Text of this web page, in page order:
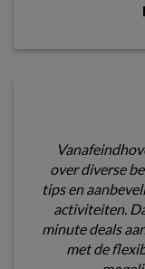
over diverse
tips en
activiteiten.
minute deals
met de